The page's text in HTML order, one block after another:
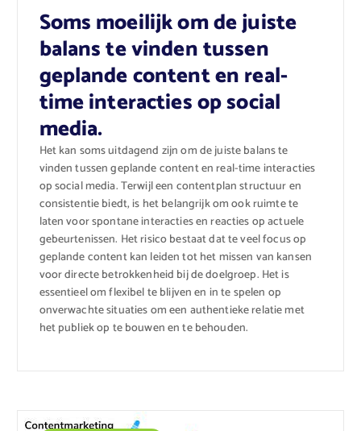
Soms moeilijk om de juiste
balans te vinden tussen
geplande content en real-
time interacties op social
media.
Het kan soms uitdagend zijn om de juiste balans te
vinden tussen geplande content en real-time interacties
op social media. Terwijl een contentplan structuur en
consistentie biedt, is het belangrijk om ook ruimte te
laten voor spontane interacties en reacties op actuele
gebeurtenissen. Het risico bestaat dat te veel focus op
geplande content kan leiden tot het missen van kansen
voor directe betrokkenheid bij de doelgroep. Het is
essentieel om flexibel te blijven en in te spelen op
onverwachte situaties om een authentieke relatie met
het publiek op te bouwen en te behouden.